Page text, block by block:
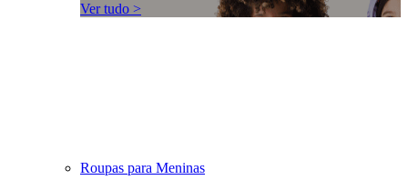
Ver tudo >
Roupas para Meninas